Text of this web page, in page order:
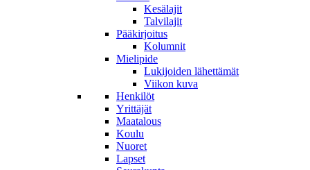
Kesälajit
Talvilajit
Pääkirjoitus
Kolumnit
Mielipide
Lukijoiden lähettämät
Viikon kuva
Henkilöt
Yrittäjät
Maatalous
Koulu
Nuoret
Lapset